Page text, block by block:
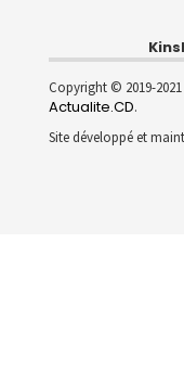
Copyright © 2019-2021
Actualite.CD.
Site développé et